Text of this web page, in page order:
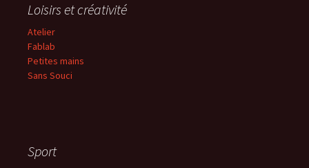
Loisirs et créativité
Atelier
Fablab
Petites mains
Sans Souci
Sport